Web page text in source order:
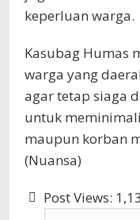
keperluan warga.
Kasubag Humas
warga yang
agar tetap siaga
untuk
maupun korban
(Nuansa)
Post Views: